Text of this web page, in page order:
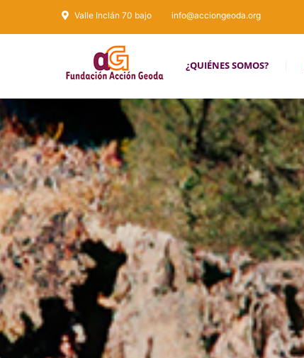
Valle Inclán 70 bajo info@acciongeoda.org
¿QUIÉNES SOMOS?